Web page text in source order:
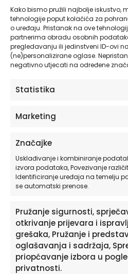
Kako bismo pružili najbolje iskustvo,
tehnologije poput kolačića za
o uređaju. Pristanak na ove
partnerima obradu osobnih
pregledavanju ili jedinstveni ID-ovi
(ne)personalizirane oglase.
negativno utjecati na određene
Statistika
Marketing
Značajke
Usklađivanje i kombiniranje
izvora podataka, Povezivanje
Identificiranje uređaja na temelju
se automatski prenose.
Pružanje sigurnosti,
otkrivanje prijevara i
grešaka, Pružanje i
oglašavanja i sadržaja,
priopćavanje izbora u
privatnosti.
Naljepnica s imenom za zid
Bunny Swing |
od19,90€
Ovaj
ima
više
varijanti.
Opcije
se
mogu
na
stranici
proizvoda